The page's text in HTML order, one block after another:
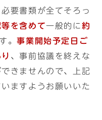
要書類が全てそろっ
を含めて一般的に 約
。事業開始予定日ご
、事前協議を終えな
きませんので、上記
ますようお願いいた